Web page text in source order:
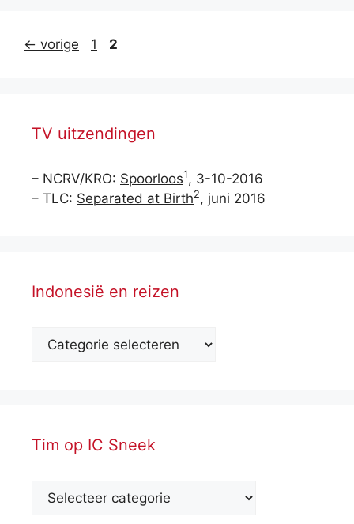
← vorige Pagina
1 Pagina
2
TV uitzendingen
– NCRV/KRO: Spoorloos1, 3-10-2016
– TLC: Separated at Birth2, juni 2016
Indonesië en reizen
Tim op IC Sneek